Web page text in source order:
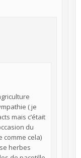
( je
mais c’était
du
comme cela)
herbes